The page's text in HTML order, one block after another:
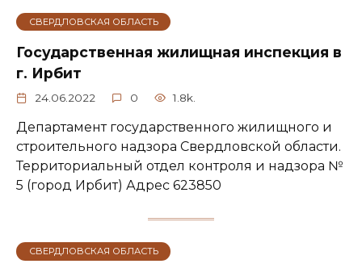
СВЕРДЛОВСКАЯ ОБЛАСТЬ
Государственная жилищная инспекция в
г. Ирбит
24.06.2022 0 1.8k.
Департамент государственного жилищного и
строительного надзора Свердловской области.
Территориальный отдел контроля и надзора №
5 (город Ирбит) Адрес 623850
СВЕРДЛОВСКАЯ ОБЛАСТЬ